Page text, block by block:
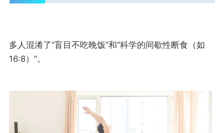
多人混淆了“盲目不吃晚饭”和“科学的间歇性断食（如
16:8）”。